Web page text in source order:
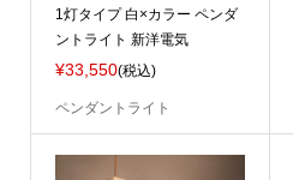
1灯タイプ 白×カラー ペンダ
ントライト 新洋電気
¥33,550(税込)
ペンダントライト